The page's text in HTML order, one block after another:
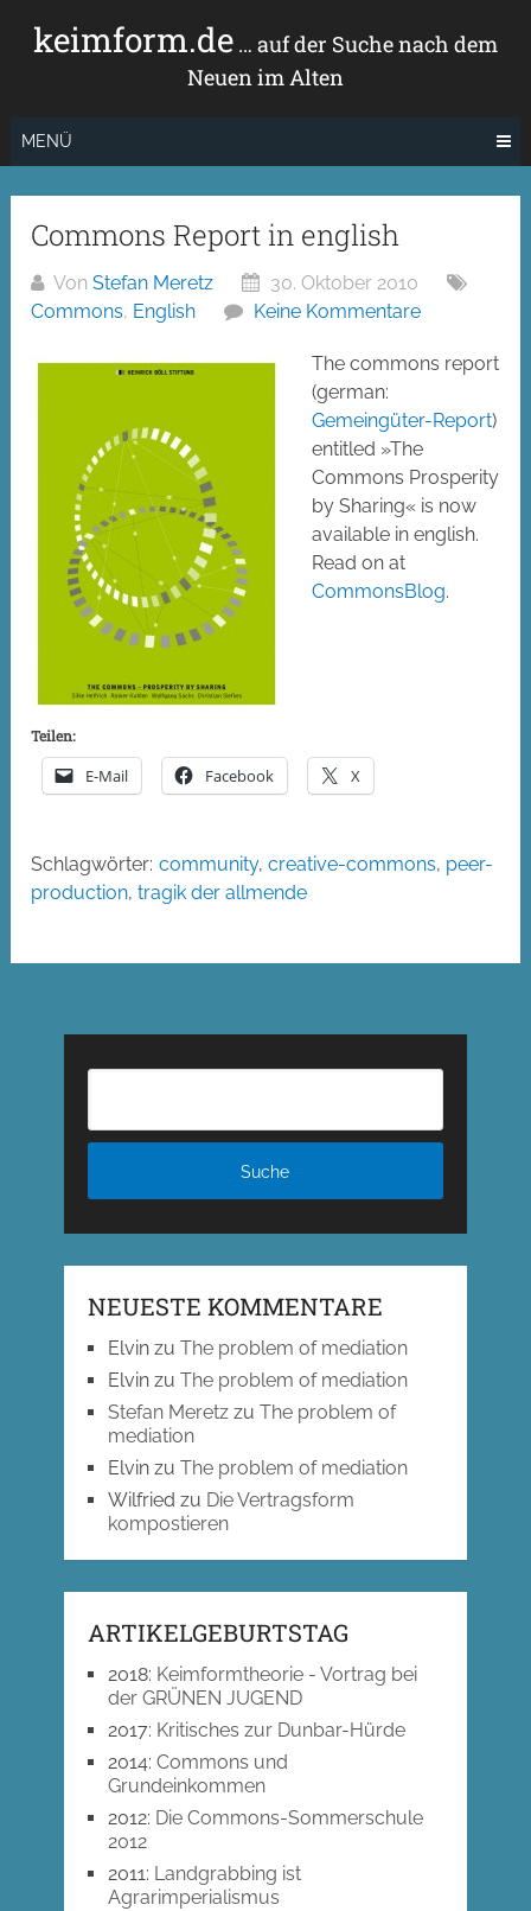
Inhaltkeimform.de… auf der Suche nach dem
Neuen im Alten
MENÜ
Commons Report in english
VonStefan Meretz
30. Oktober 2010
Commons, English Keine Kommentare
The commons report
(german:
Gemeingüter-Report)
entitled »The
Commons Prosperity
by Sharing« is now
available in english.
Read on at
CommonsBlog.
Teilen:
E-Mail Facebook X
Schlagwörter: community,creative-commons, peer-
production,tragik der allmende
NEUESTE KOMMENTARE
Elvinzu The problem of mediation
Elvinzu The problem of mediation
Stefan Meretzzu The problem of
mediation
Elvinzu The problem of mediation
Wilfried zu Die Vertragsform
kompostieren
ARTIKELGEBURTSTAG
2018: Keimformtheorie - Vortrag bei
der GRÜNEN JUGEND
2017: Kritisches zur Dunbar-Hürde
2014: Commons und
Grundeinkommen
2012: Die Commons-Sommerschule
2012
2011: Landgrabbing ist
Agrarimperialismus